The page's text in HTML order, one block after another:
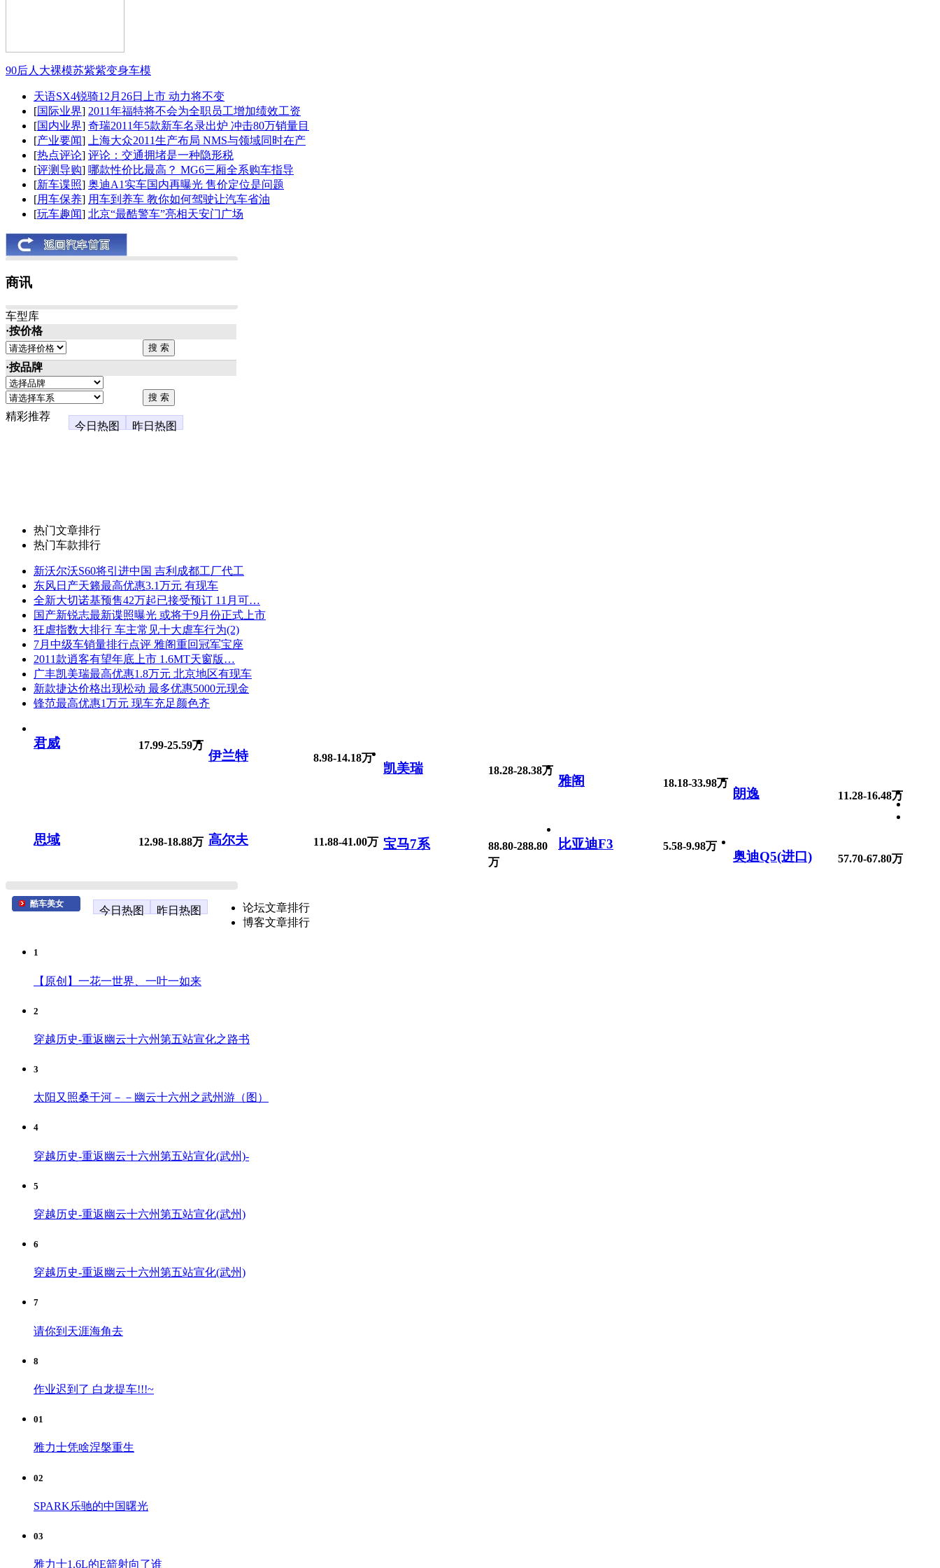
90后人大裸模苏紫紫变身车模
天语SX4锐骑12月26日上市 动力将不变
[国际业界] 2011年福特将不会为全职员工增加绩效工资
[国内业界] 奇瑞2011年5款新车名录出炉 冲击80万销量目
[产业要闻]
上海大众2011生产布局 NMS与领域同时在产
[热点评论] 评论：交通拥堵是一种隐形税
[评测导购] 哪款性价比最高？ MG6三厢全系购车指导
[新车谍照] 奥迪A1实车国内再曝光 售价定位是问题
[用车保养] 用车到养车 教你如何驾驶让汽车省油
[玩车趣闻] 北京“最酷警车”亮相天安门广场
商讯
车型库
·按价格
·按品牌
精彩推荐
今日热图
昨日热图
热门文章排行
热门车款排行
新沃尔沃S60将引进中国 吉利成都工厂代工
东风日产天籁最高优惠3.1万元 有现车
全新大切诺基预售42万起已接受预订 11月可…
国产新锐志最新谍照曝光 或将于9月份正式上市
狂虐指数大排行 车主常见十大虐车行为(2)
7月中级车销量排行点评 雅阁重回冠军宝座
2011款逍客有望年底上市 1.6MT天窗版…
广丰凯美瑞最高优惠1.8万元 北京地区有现车
新款捷达价格出现松动 最多优惠5000元现金
锋范最高优惠1万元 现车充足颜色齐
君威 17.99-25.59万
伊兰特 8.98-14.18万
凯美瑞 18.28-28.38万
雅阁 18.18-33.98万
朗逸 11.28-16.48万
思域 12.98-18.88万 高尔夫 11.88-41.00万 宝马7系
88.80-288.80
万
比亚迪F3 5.58-9.98万
奥迪Q5(进口) 57.70-67.80万
酷车美女
今日热图 昨日热图
论坛文章排行
博客文章排行
1
【原创】一花一世界、一叶一如来
2
穿越历史-重返幽云十六州第五站宣化之路书
3
太阳又照桑干河－－幽云十六州之武州游（图）
4
穿越历史-重返幽云十六州第五站宣化(武州)-
5
穿越历史-重返幽云十六州第五站宣化(武州)
6
穿越历史-重返幽云十六州第五站宣化(武州)
7
请你到天涯海角去
8
作业迟到了 白龙提车!!!~
01
雅力士凭啥涅槃重生
02
SPARK乐驰的中国曙光
03
雅力士1.6L的E箭射向了谁